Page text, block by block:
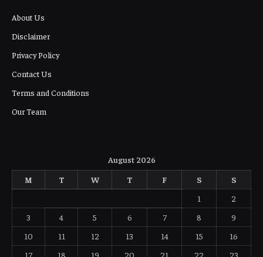
About Us
Disclaimer
Privacy Policy
Contact Us
Terms and Conditions
Our Team
August 2026
M
T W T F S
S
1
2
3
4 5 6 7 8
9
10
11 12 13 14 15
16
17
18 19 20 21 22 23